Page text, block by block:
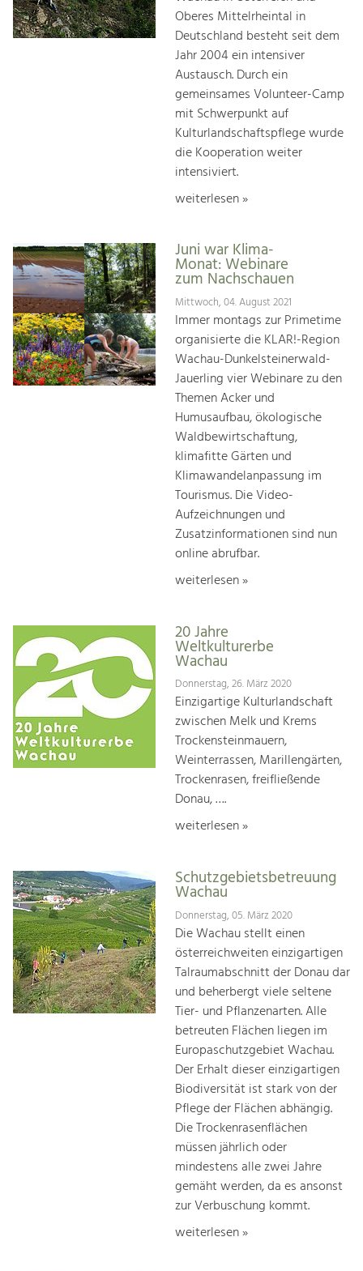
Oberes Mittelrheintal in
Deutschland besteht seit dem
Jahr 2004 ein intensiver
Austausch. Durch ein
gemeinsames Volunteer-Camp
mit Schwerpunkt auf
Kulturlandschaftspflege wurde
die Kooperation weiter
intensiviert.
weiterlesen »
Juni war Klima-
Monat: Webinare
zum Nachschauen
Mittwoch, 04. August 2021
Immer montags zur Primetime
organisierte die KLAR!-Region
Wachau-Dunkelsteinerwald-
Jauerling vier Webinare zu den
Themen Acker und
Humusaufbau, ökologische
Waldbewirtschaftung,
klimafitte Gärten und
Klimawandelanpassung im
Tourismus. Die Video-
Aufzeichnungen und
Zusatzinformationen sind nun
online abrufbar.
weiterlesen »
20 Jahre
Weltkulturerbe
Wachau
Donnerstag, 26. März 2020
Einzigartige Kulturlandschaft
zwischen Melk und Krems
Trockensteinmauern,
Weinterrassen, Marillengärten,
Trockenrasen, freifließende
Donau, ….
weiterlesen »
Schutzgebietsbetreuung
Wachau
Donnerstag, 05. März 2020
Die Wachau stellt einen
österreichweiten einzigartigen
Talraumabschnitt der Donau dar
und beherbergt viele seltene
Tier- und Pflanzenarten. Alle
betreuten Flächen liegen im
Europaschutzgebiet Wachau.
Der Erhalt dieser einzigartigen
Biodiversität ist stark von der
Pflege der Flächen abhängig.
Die Trockenrasenflächen
müssen jährlich oder
mindestens alle zwei Jahre
gemäht werden, da es ansonst
zur Verbuschung kommt.
weiterlesen »